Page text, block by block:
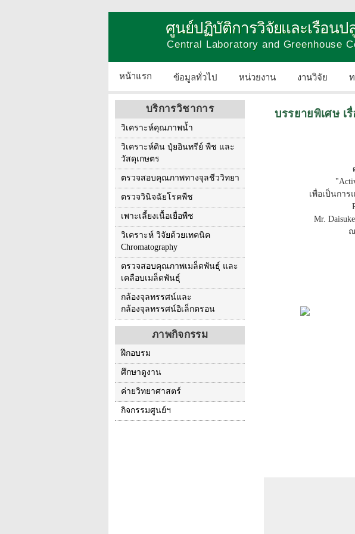
ศูนย์ปฏิบัติการวิจัยและเรือน
Central Laboratory and Greenhouse
หน้าแรก ข้อมูลทั่วไป หน่วยงาน งานวิจัย
บริการวิชาการ
วิเคราะห์คุณภาพน้ำ
วิเคราะห์ดิน ปุ๋ยอินทรีย์ พืช และ
วัสดุเกษตร
ตรวจสอบคุณภาพทางจุลชีววิทยา
ตรวจวินิจฉัยโรคพืช
เพาะเลี้ยงเนื้อเยื่อพืช
วิเคราะห์ วิจัยด้วยเทคนิค
Chromatography
ตรวจสอบคุณภาพเมล็ดพันธุ์ และ
เคลือบเมล็ดพันธุ์
กล้องจุลทรรศน์และ
กล้องจุลทรรศน์อิเล็กตรอน
ภาพกิจกรรม
ฝึกอบรม
ศึกษาดูงาน
ค่ายวิทยาศาสตร์
กิจกรรมศูนย์ฯ
บรรยายพิเศษ เ
เพื่อเป็นกา
Mr.